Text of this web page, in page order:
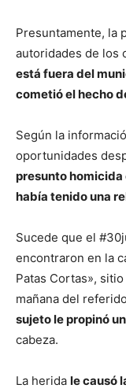
Presuntamente, la
autoridades de los
está fuera del
cometió el hecho
Según la
oportunidades
presunto homicida
había tenido una
Sucede que el
encontraron en la
Patas Cortas»,
mañana del
sujeto le propinó
cabeza.
La herida le causó